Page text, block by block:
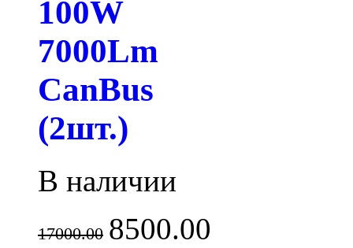
100W
7000Lm
CanBus
(2шт.)
В наличии
17000.00 8500.00